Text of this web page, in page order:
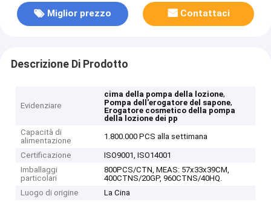
Miglior prezzo Contattaci
Descrizione Di Prodotto
Evidenziare
cima della pompa della lozione,
Pompa dell'erogatore del sapone,
Erogatore cosmetico della pompa
della lozione dei pp
Capacità di
alimentazione
1.800.000 PCS alla settimana
Certificazione
ISO9001, ISO14001
Imballaggi
particolari
800PCS/CTN, MEAS: 57x33x39CM,
400CTNS/20GP, 960CTNS/40HQ.
Luogo di origine
La Cina